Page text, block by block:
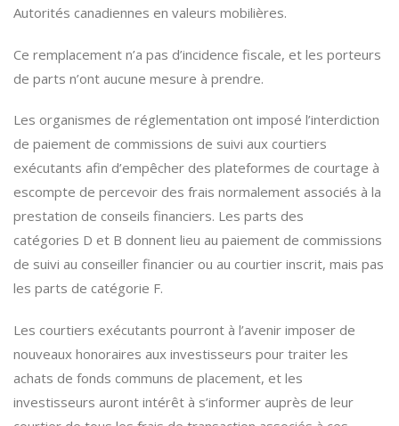
Autorités canadiennes en valeurs mobilières.
Ce remplacement n’a pas d’incidence fiscale, et les porteurs
de parts n’ont aucune mesure à prendre.
Les organismes de réglementation ont imposé l’interdiction
de paiement de commissions de suivi aux courtiers
exécutants afin d’empêcher des plateformes de courtage à
escompte de percevoir des frais normalement associés à la
prestation de conseils financiers. Les parts des
catégories D et B donnent lieu au paiement de commissions
de suivi au conseiller financier ou au courtier inscrit, mais pas
les parts de catégorie F.
Les courtiers exécutants pourront à l’avenir imposer de
nouveaux honoraires aux investisseurs pour traiter les
achats de fonds communs de placement, et les
investisseurs auront intérêt à s’informer auprès de leur